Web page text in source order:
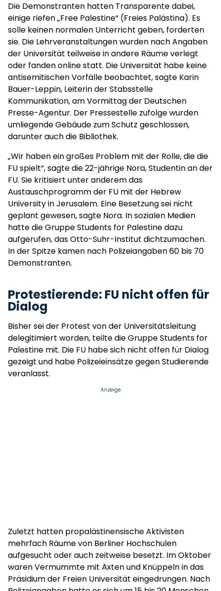
Die Demonstranten hatten Transparente dabei,
einige riefen „Free Palestine“ (Freies Palästina). Es
solle keinen normalen Unterricht geben, forderten
sie. Die Lehrveranstaltungen wurden nach Angaben
der Universität teilweise in andere Räume verlegt
oder fanden online statt. Die Universität habe keine
antisemitischen Vorfälle beobachtet, sagte Karin
Bauer-Leppin, Leiterin der Stabsstelle
Kommunikation, am Vormittag der Deutschen
Presse-Agentur. Der Pressestelle zufolge wurden
umliegende Gebäude zum Schutz geschlossen,
darunter auch die Bibliothek.
„Wir haben ein großes Problem mit der Rolle, die die
FU spielt“, sagte die 22-jährige Nora, Studentin an der
FU. Sie kritisiert unter anderem das
Austauschprogramm der FU mit der Hebrew
University in Jerusalem. Eine Besetzung sei nicht
geplant gewesen, sagte Nora. In sozialen Medien
hatte die Gruppe Students for Palestine dazu
aufgerufen, das Otto-Suhr-Institut dichtzumachen.
In der Spitze kamen nach Polizeiangaben 60 bis 70
Demonstranten.
Protestierende: FU nicht offen für
Dialog
Bisher sei der Protest von der Universitätsleitung
delegitimiert worden, teilte die Gruppe Students for
Palestine mit. Die FU habe sich nicht offen für Dialog
gezeigt und habe Polizeieinsätze gegen Studierende
veranlasst.
Anzeige
Zuletzt hatten propalästinensische Aktivisten
mehrfach Räume von Berliner Hochschulen
aufgesucht oder auch zeitweise besetzt. Im Oktober
waren Vermummte mit Äxten und Knüppeln in das
Präsidium der Freien Universität eingedrungen. Nach